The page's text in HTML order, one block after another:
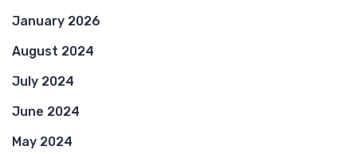
January 2026
August 2024
July 2024
June 2024
May 2024